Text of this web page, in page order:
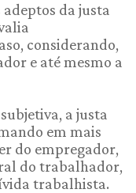
da justa
considerando,
e até mesmo a
a justa
em mais
do empregador,
do trabalhador,
trabalhista.